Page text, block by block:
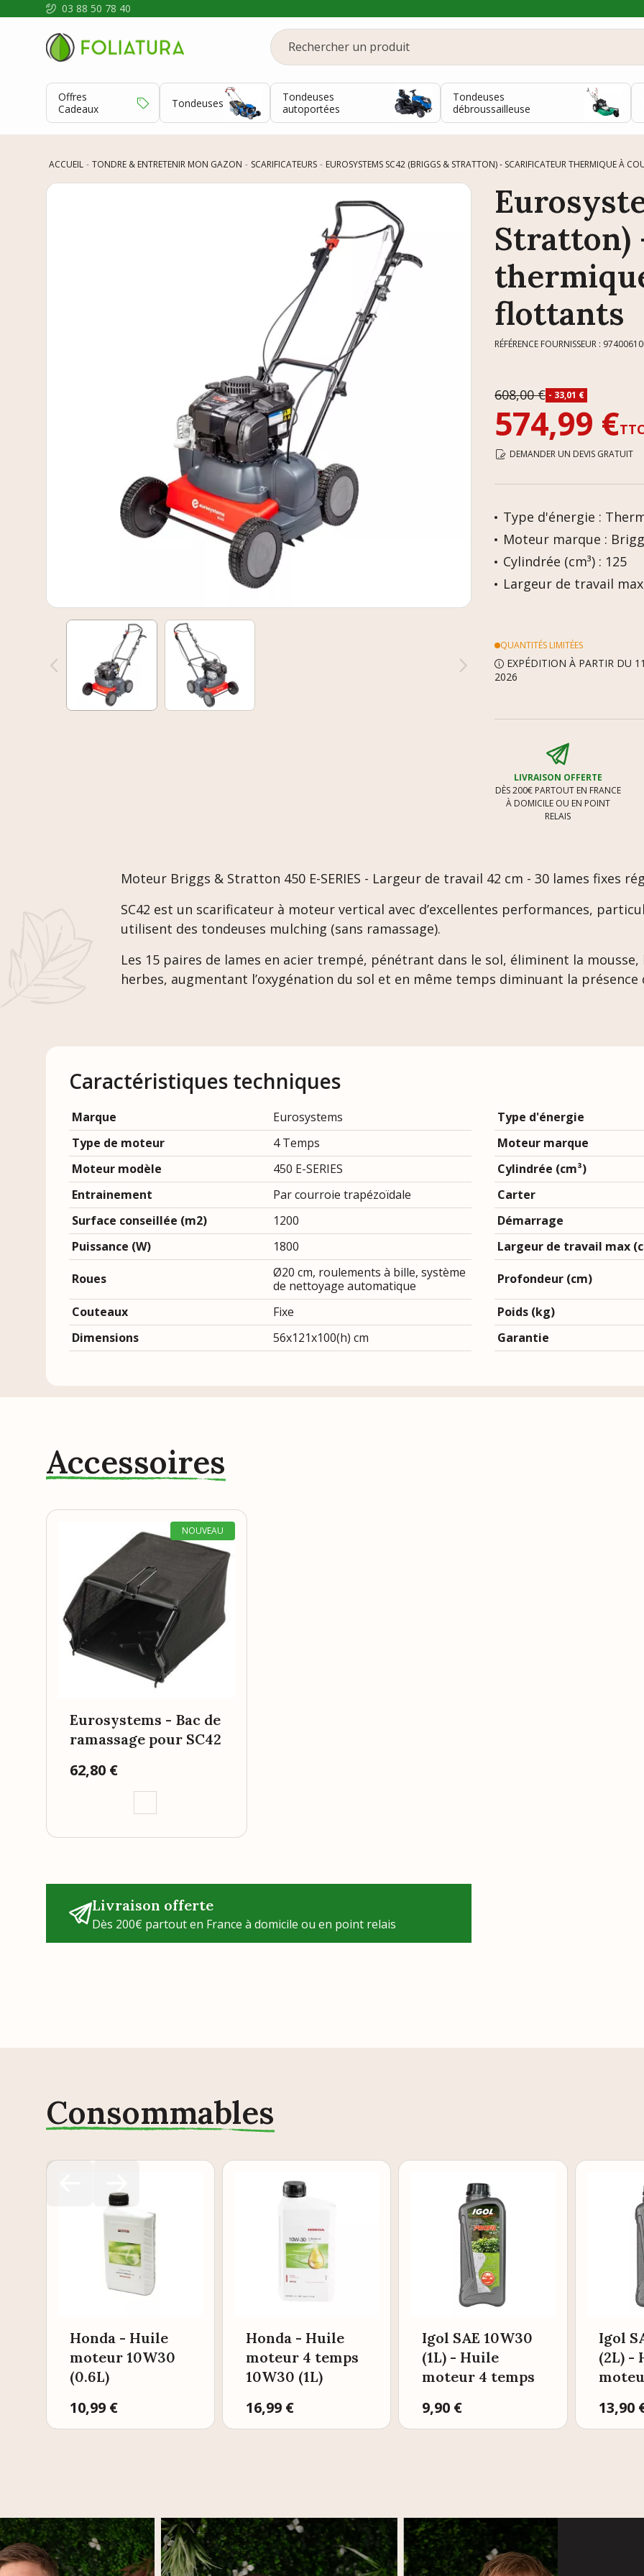
03 88 50 78 40
Offres
Cadeaux
Tondeuses
Tondeuses
autoportées
Tondeuses
débroussailleuse
ACCUEIL TONDRE & ENTRETENIR MON GAZON SCARIFICATEURS EUROSYSTEMS SC42 (BRIGGS & STRATTON) - SCARIFICATEUR THERMIQUE À
Stratton)
flottants
RÉFÉRENCE FOURNISSEUR :
608,00 € - 33,01 €
574,99 €TTC
DEMANDER UN DEVIS GRATUIT
Type d'énergie :
Moteur marque :
Cylindrée (cm³) : 125
Largeur de travail max
QUANTITÉS LIMITÉES
EXPÉDITION À PARTIR DU
2026
LIVRAISON OFFERTE
DÈS 200€ PARTOUT EN FRANCE
À DOMICILE OU EN POINT
RELAIS
Moteur Briggs & Stratton 450 E-SERIES - Largeur de travail 42 cm - 30 lames fixes
SC42 est un scarificateur à moteur vertical avec d’excellentes performances,
utilisent des tondeuses mulching (sans ramassage).
Les 15 paires de lames en acier trempé, pénétrant dans le sol, éliminent la
herbes, augmentant l’oxygénation du sol et en même temps diminuant la
Caractéristiques techniques
Marque Eurosystems Type d'énergie
Type de moteur
4 Temps Moteur marque
Moteur modèle
450 E-SERIES Cylindrée (cm³)
Entrainement
Par courroie trapézoïdale Carter
Surface conseillée (m2)
1200 Démarrage
Puissance (W)
1800 Largeur de travail max
Roues
Ø20 cm, roulements à bille, système
de nettoyage automatique
Profondeur (cm)
Couteaux Fixe Poids (kg)
Dimensions
56x121x100(h) cm Garantie
Accessoires
NOUVEAU
Eurosystems - Bac de
ramassage pour SC42
Prix
62,80 €
Livraison offerte
Dès 200€ partout en France à domicile ou en point relais
Consommables
Honda - Huile
moteur 10W30
(0.6L)
Prix
10,99 €
Honda - Huile
moteur 4 temps
10W30 (1L)
Prix
16,99 €
Igol SAE 10W30
(1L) - Huile
moteur 4 temps
Prix
9,90 €
Igol
(2L) -
Prix
13,90